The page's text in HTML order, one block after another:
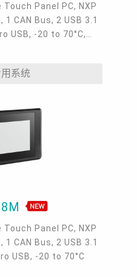
Panel PC, NXP
1 CAN Bus, 2 USB 3.1
USB, -20 to 70°C,
系统
Panel PC, NXP
1 CAN Bus, 2 USB 3.1
USB, -20 to 70°C